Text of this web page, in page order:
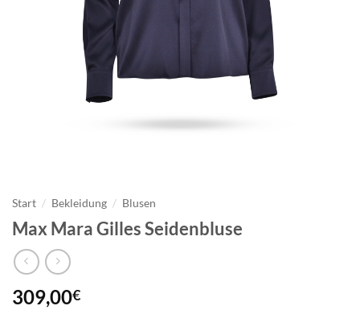
Start / Bekleidung / Blusen
Max Mara Gilles Seidenbluse
309,00€